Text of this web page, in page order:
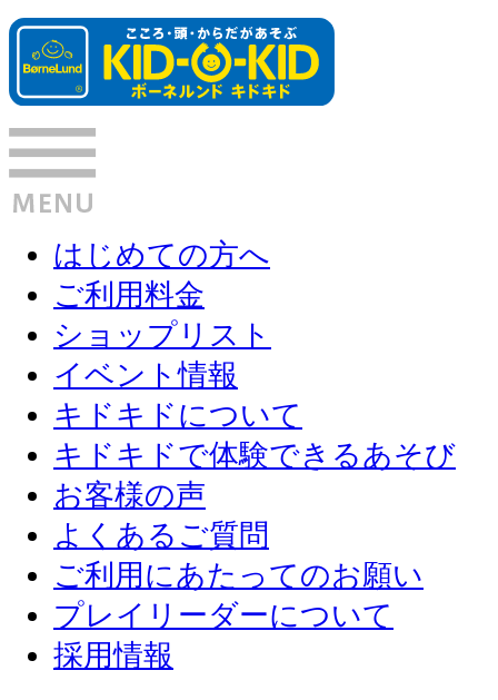
はじめての方へ
ご利用料金
ショップリスト
イベント情報
キドキドについて
キドキドで体験できるあそび
お客様の声
よくあるご質問
ご利用にあたってのお願い
プレイリーダーについて
採用情報